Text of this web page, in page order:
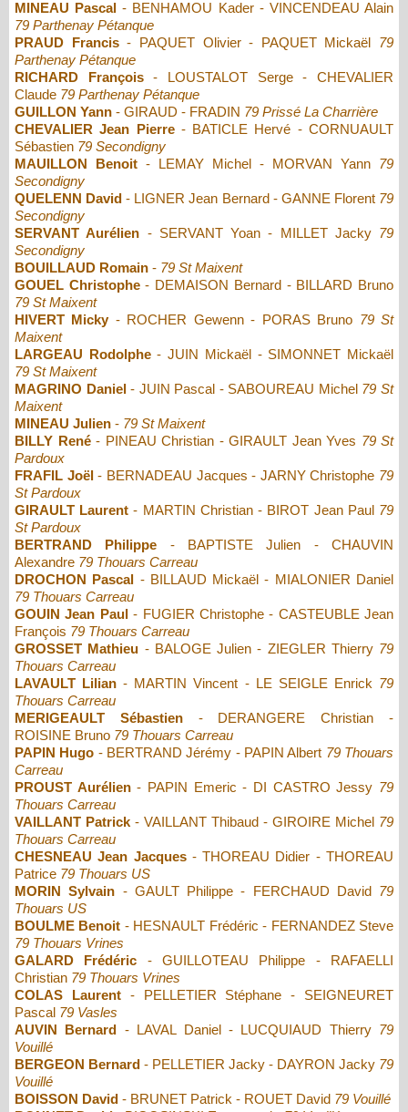
MINEAU Pascal - BENHAMOU Kader - VINCENDEAU Alain
79 Parthenay Pétanque
PRAUD Francis- PAQUET Olivier - PAQUET Mickaël 79
Parthenay Pétanque
RICHARD François- LOUSTALOT Serge - CHEVALIER
Claude 79 Parthenay Pétanque
GUILLON Yann - GIRAUD - FRADIN 79 Prissé La Charrière
CHEVALIER Jean Pierre- BATICLE Hervé - CORNUAULT
Sébastien 79 Secondigny
MAUILLON Benoit - LEMAY Michel - MORVAN Yann 79
Secondigny
QUELENN David - LIGNER Jean Bernard - GANNE Florent 79
Secondigny
SERVANT Aurélien - SERVANT Yoan - MILLET Jacky 79
Secondigny
BOUILLAUD Romain - 79 St Maixent
GOUEL Christophe- DEMAISON Bernard - BILLARD Bruno
79 St Maixent
HIVERT Micky- ROCHER Gewenn - PORAS Bruno 79 St
Maixent
LARGEAU Rodolphe- JUIN Mickaël - SIMONNET Mickaël
79 St Maixent
MAGRINO Daniel- JUIN Pascal - SABOUREAU Michel 79 St
Maixent
MINEAU Julien - 79 St Maixent
BILLY René- PINEAU Christian - GIRAULT Jean Yves 79 St
Pardoux
FRAFIL Joël- BERNADEAU Jacques - JARNY Christophe 79
St Pardoux
GIRAULT Laurent - MARTIN Christian - BIROT Jean Paul 79
St Pardoux
BERTRAND Philippe - BAPTISTE Julien - CHAUVIN
Alexandre 79 Thouars Carreau
DROCHON Pascal - BILLAUD Mickaël - MIALONIER Daniel
79 Thouars Carreau
GOUIN Jean Paul- FUGIER Christophe - CASTEUBLE Jean
François 79 Thouars Carreau
GROSSET Mathieu - BALOGE Julien - ZIEGLER Thierry 79
Thouars Carreau
LAVAULT Lilian - MARTIN Vincent - LE SEIGLE Enrick 79
Thouars Carreau
MERIGEAULT Sébastien- DERANGERE Christian -
ROISINE Bruno 79 Thouars Carreau
PAPIN Hugo - BERTRAND Jérémy - PAPIN Albert 79 Thouars
Carreau
PROUST Aurélien- PAPIN Emeric - DI CASTRO Jessy 79
Thouars Carreau
VAILLANT Patrick - VAILLANT Thibaud - GIROIRE Michel 79
Thouars Carreau
CHESNEAU Jean Jacques- THOREAU Didier - THOREAU
Patrice 79 Thouars US
MORIN Sylvain - GAULT Philippe - FERCHAUD David 79
Thouars US
BOULME Benoit - HESNAULT Frédéric - FERNANDEZ Steve
79 Thouars Vrines
GALARD Frédéric - GUILLOTEAU Philippe - RAFAELLI
Christian 79 Thouars Vrines
COLAS Laurent- PELLETIER Stéphane - SEIGNEURET
Pascal 79 Vasles
AUVIN Bernard - LAVAL Daniel - LUCQUIAUD Thierry 79
Vouillé
BERGEON Bernard - PELLETIER Jacky - DAYRON Jacky 79
Vouillé
BOISSON David - BRUNET Patrick - ROUET David 79 Vouillé